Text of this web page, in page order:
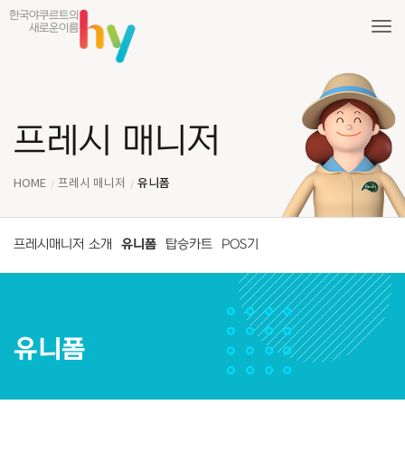
한국야쿠르트의
새로운이름
프레시 매니저
HOME 프레시 매니저 유니폼
프레시매니저 소개 유니폼 탑승카트 POS기
유니폼